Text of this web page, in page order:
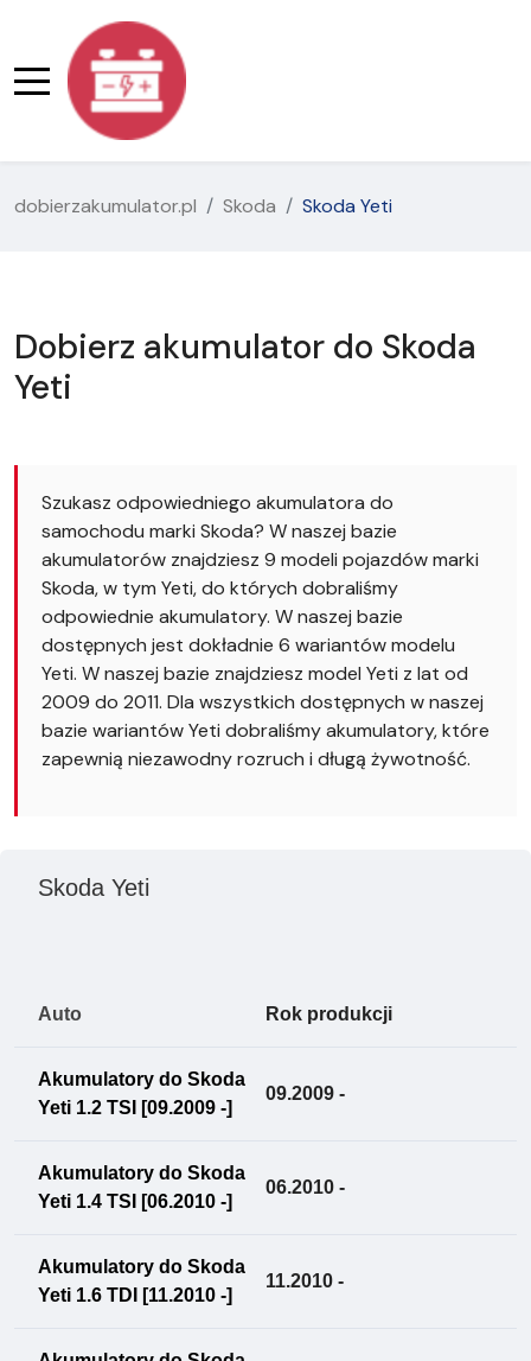
dobierzakumulator.pl Skoda Skoda Yeti
Dobierz akumulator do Skoda
Yeti
Szukasz odpowiedniego akumulatora do
samochodu marki Skoda? W naszej bazie
akumulatorów znajdziesz 9 modeli pojazdów marki
Skoda, w tym Yeti, do których dobraliśmy
odpowiednie akumulatory. W naszej bazie
dostępnych jest dokładnie 6 wariantów modelu
Yeti. W naszej bazie znajdziesz model Yeti z lat od
2009 do 2011. Dla wszystkich dostępnych w naszej
bazie wariantów Yeti dobraliśmy akumulatory, które
zapewnią niezawodny rozruch i długą żywotność.
Skoda Yeti
Auto Rok produkcji
Akumulatory do Skoda
Yeti 1.2 TSI [09.2009 -]
09.2009 -
Akumulatory do Skoda
Yeti 1.4 TSI [06.2010 -]
06.2010 -
Akumulatory do Skoda
Yeti 1.6 TDI [11.2010 -]
11.2010 -